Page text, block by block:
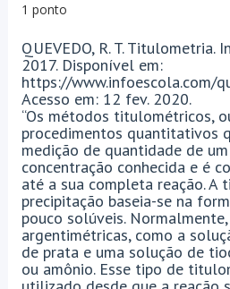
1 ponto
QUEVEDO, R. T. Titulometria.
2017. Disponível em:
https://www.infoescola.com/
Acesso em: 12 fev. 2020.
“Os métodos titulométricos,
procedimentos quantitativos
medição de quantidade de
concentração conhecida e é
até a sua completa reação.
precipitação baseia-se na
pouco solúveis.
argentimétricas, como a
de prata e uma solução de
ou amônio. Esse tipo de